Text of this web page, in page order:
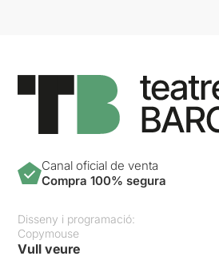
Canal oficial de venta
Compra 100% segura
Disseny i programació:
Copymouse
Vull veure